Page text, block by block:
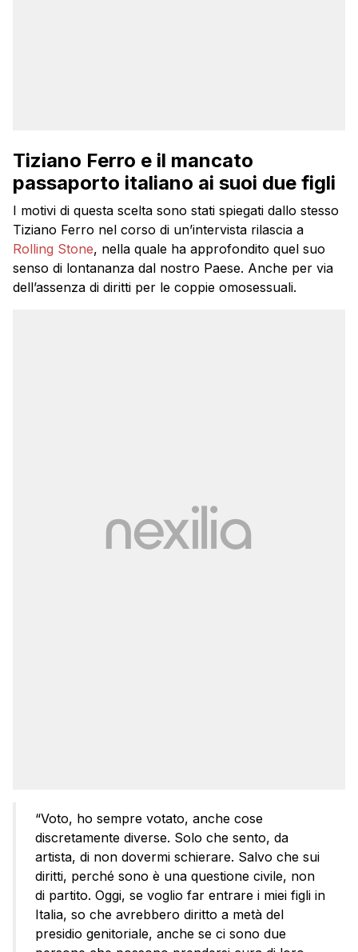
Tiziano Ferro e il mancato
passaporto italiano ai suoi due figli
I motivi di questa scelta sono stati spiegati dallo stesso
Tiziano Ferro nel corso di un’intervista rilascia a
Rolling Stone, nella quale ha approfondito quel suo
senso di lontananza dal nostro Paese. Anche per via
dell’assenza di diritti per le coppie omosessuali.
“Voto, ho sempre votato, anche cose
discretamente diverse. Solo che sento, da
artista, di non dovermi schierare. Salvo che sui
diritti, perché sono è una questione civile, non
di partito. Oggi, se voglio far entrare i miei figli in
Italia, so che avrebbero diritto a metà del
presidio genitoriale, anche se ci sono due